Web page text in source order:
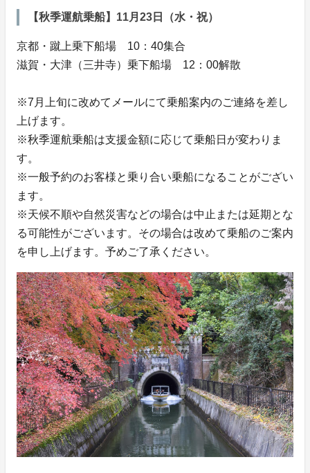
【秋季運航乗船】11月23日（水・祝）
京都・蹴上乗下船場 10：40集合
滋賀・大津（三井寺）乗下船場 12：00解散
※7月上旬に改めてメールにて乗船案内のご連絡を差し
上げます。
※秋季運航乗船は支援金額に応じて乗船日が変わりま
す。
※一般予約のお客様と乗り合い乗船になることがござい
ます。
※天候不順や自然災害などの場合は中止または延期とな
る可能性がございます。その場合は改めて乗船のご案内
を申し上げます。予めご了承ください。